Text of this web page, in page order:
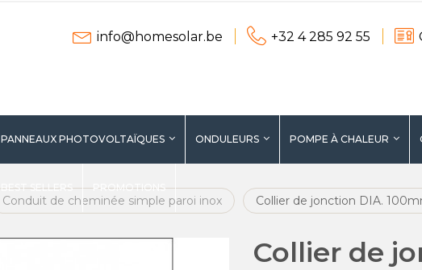
info@homesolar.be +32 4 285 92 55
PANNEAUX PHOTOVOLTAÏQUES ONDULEURS POMPE À CHALEUR
BEST SELLERS PROMOTIONS
Conduit de cheminée simple paroi inox Collier de jonction DIA.
Collier de